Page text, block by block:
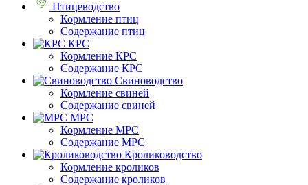
Птицеводство
Кормление птиц
Содержание птиц
КРС
Кормление КРС
Содержание КРС
Свиноводство
Кормление свиней
Содержание свиней
МРС
Кормление МРС
Содержание МРС
Кролиководство
Кормление кроликов
Содержание кроликов